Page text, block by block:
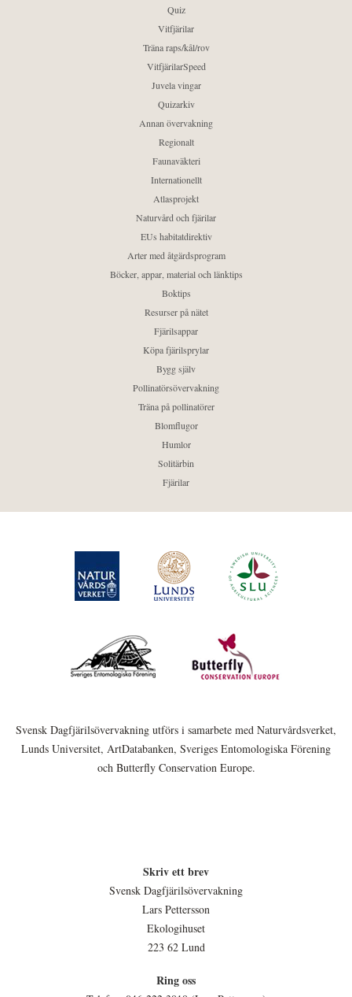
Quiz
Vitfjärilar
Träna raps/kål/rov
VitfjärilarSpeed
Juvela vingar
Quizarkiv
Annan övervakning
Regionalt
Faunaväkteri
Internationellt
Atlasprojekt
Naturvård och fjärilar
EUs habitatdirektiv
Arter med åtgärdsprogram
Böcker, appar, material och länktips
Boktips
Resurser på nätet
Fjärilsappar
Köpa fjärilsprylar
Bygg själv
Pollinatörsövervakning
Träna på pollinatörer
Blomflugor
Humlor
Solitärbin
Fjärilar
Svensk Dagfjärilsövervakning utförs i samarbete med Naturvårdsverket,
Lunds Universitet, ArtDatabanken, Sveriges Entomologiska Förening
och Butterfly Conservation Europe.
Skriv ett brev
Svensk Dagfjärilsövervakning
Lars Pettersson
Ekologihuset
223 62 Lund
Ring oss